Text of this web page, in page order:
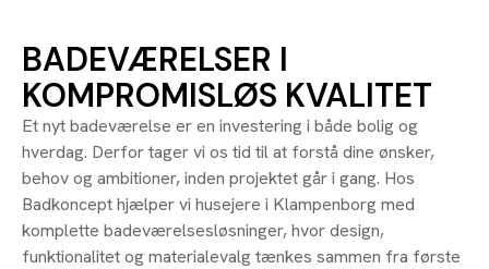
BADEVÆRELSER I
KOMPROMISLØS KVALITET
Et nyt badeværelse er en investering i både bolig og
hverdag. Derfor tager vi os tid til at forstå dine ønsker,
behov og ambitioner, inden projektet går i gang. Hos
Badkoncept hjælper vi husejere i Klampenborg med
komplette badeværelsesløsninger, hvor design,
funktionalitet og materialevalg tænkes sammen fra første